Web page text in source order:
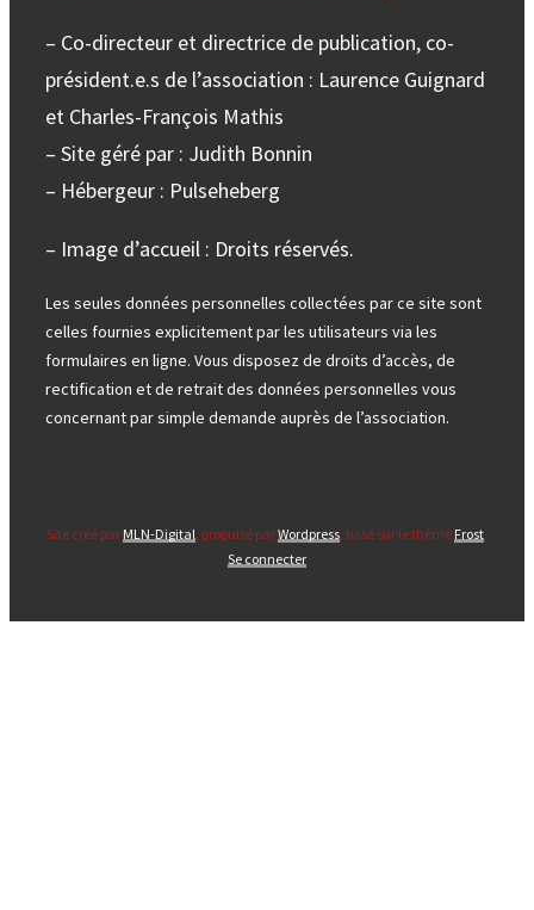
– Co-directeur et directrice de publication, co-
président.e.s de l’association : Laurence Guignard
et Charles-François Mathis
– Site géré par : Judith Bonnin
– Hébergeur : Pulseheberg
– Image d’accueil : Droits réservés.
Les seules données personnelles collectées par ce site sont
celles fournies explicitement par les utilisateurs via les
formulaires en ligne. Vous disposez de droits d’accès, de
rectification et de retrait des données personnelles vous
concernant par simple demande auprès de l’association.
Site créé par MLN-Digital , propulsé parWordpress , basé sur le thème Frost.
Se connecter